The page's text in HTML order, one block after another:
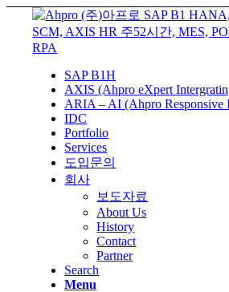
SAP B1H
AXIS (Ahpro eXpert
ARIA – AI (Ahpro Responsive
IDC
Portfolio
Services
도입문의
회사
보도자료
About Us
History
Contact
Partner
Search
Menu